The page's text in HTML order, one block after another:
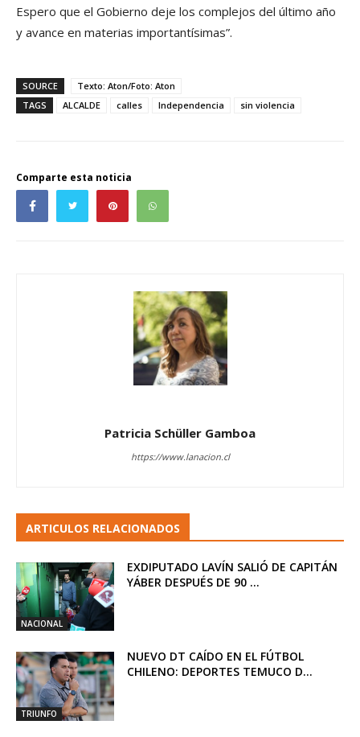
Espero que el Gobierno deje los complejos del último año
y avance en materias importantísimas”.
SOURCE
Texto: Aton/Foto: Aton
TAGS
ALCALDE calles Independencia sin violencia
Comparte esta noticia
Patricia Schüller Gamboa
https://www.lanacion.cl
ARTICULOS RELACIONADOS
NACIONAL
EXDIPUTADO LAVÍN SALIÓ DE CAPITÁN
YÁBER DESPUÉS DE 90 ...
TRIUNFO
NUEVO DT CAÍDO EN EL FÚTBOL
CHILENO: DEPORTES TEMUCO D...